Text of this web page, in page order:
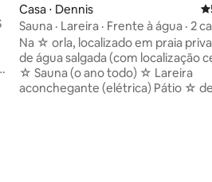
Casa ⋅ Dennis 5
Sauna · Lareira · Frente à água · 2
king · Cães permitidos
Na ☆ orla, localizado em praia
de água salgada (com localização
☆ Sauna (o ano todo) ☆ Lareira
aconchegante (elétrica) Pátio ☆